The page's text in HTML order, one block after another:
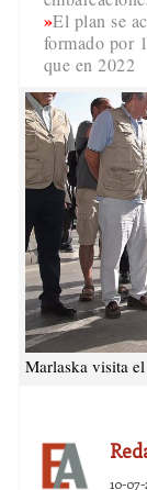
El plan se
formado por
que en 2022
Marlaska visita
10-